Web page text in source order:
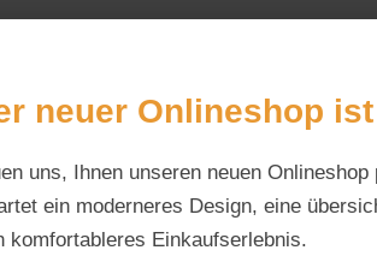
Beratung via WhatsApp:
0176 / 99 66 31 80
neuer Onlineshop
uns, Ihnen unseren neuen
ein moderneres Design, eine
komfortableres Einkaufserlebnis.